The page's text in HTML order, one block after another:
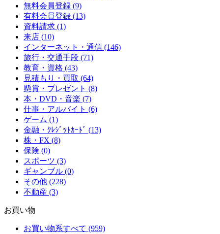
無料会員登録 (9)
有料会員登録 (13)
資料請求 (1)
来店 (10)
インターネット・通信 (146)
旅行・交通手段 (71)
教育・資格 (43)
見積もり・買取 (64)
懸賞・プレゼント (8)
本・DVD・音楽 (7)
仕事・アルバイト (6)
ゲーム (1)
金融・ｸﾚｼﾞｯﾄｶｰﾄﾞ (13)
株・FX (8)
保険 (0)
スポーツ (3)
ギャンブル (0)
その他 (228)
不動産 (3)
お買い物
お買い物系すべて (959)